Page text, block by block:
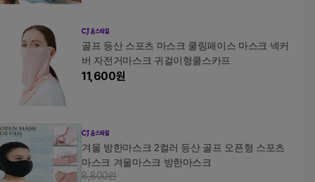
골프 등산 스포츠 마스크 쿨링페이스 마스크 넥커
버 자전거마스크 귀걸이형쿨스카프
11,600원
겨울 방한마스크 2컬러 등산 골프 오픈형 스포츠
마스크 겨울마스크 방한마스크
8,800원